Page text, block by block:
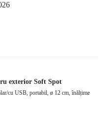
exterior Soft Spot
cu USB, portabil, ø 12 cm, înălțime